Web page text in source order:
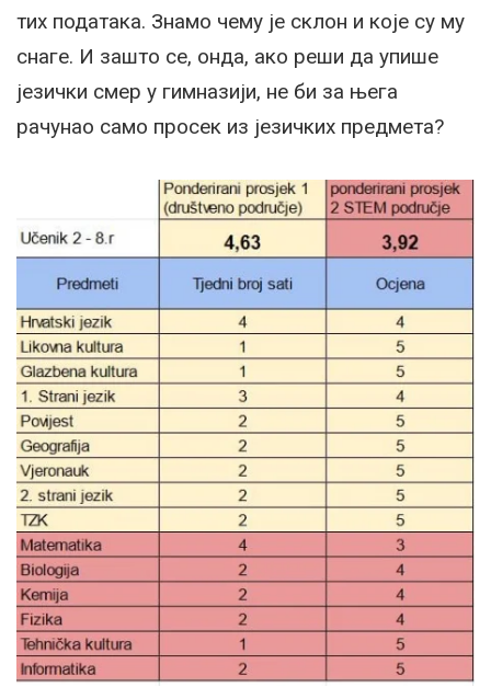
тих података. Знамо чему је склон и које су му
снаге. И зашто се, онда, ако реши да упише
језички смер у гимназији, не би за њега
рачунао само просек из језичких предмета?